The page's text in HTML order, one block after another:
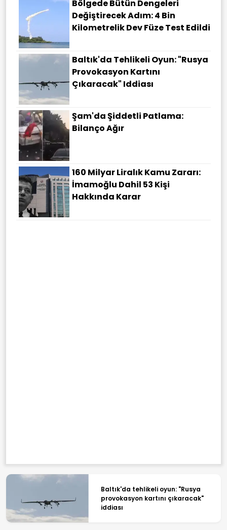
Bölgede Bütün Dengeleri
Değiştirecek Adım: 4 Bin
Kilometrelik Dev Füze Test Edildi
Baltık'da Tehlikeli Oyun: "Rusya
Provokasyon Kartını
Çıkaracak" Iddiası
Şam'da Şiddetli Patlama:
Bilanço Ağır
160 Milyar Liralık Kamu Zararı:
İmamoğlu Dahil 53 Kişi
Hakkında Karar
Baltık'da tehlikeli oyun: "Rusya
provokasyon kartını çıkaracak"
iddiası